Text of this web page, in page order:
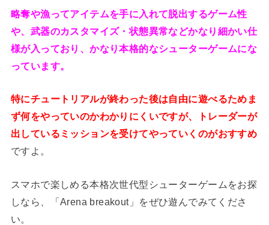
略奪や漁ってアイテムを手に入れて脱出するゲーム性
や、武器のカスタマイズ・状態異常などかなり細かい仕
様が入っており、かなり本格的なシューターゲームにな
っています。
特にチュートリアルが終わった後は自由に遊べるためま
ず何をやっていのかわかりにくいですが、トレーダーが
出しているミッションを受けてやっていくのがおすすめ
ですよ。
スマホで楽しめる本格次世代型シューターゲームをお探
しなら、「Arena breakout」をぜひ遊んでみてくださ
い。